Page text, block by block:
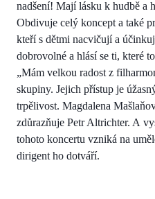
nadšení! Mají lásku k hudbě a
Obdivuje celý koncept a také
kteří s dětmi nacvičují a
dobrovolné a hlásí se ti, které
„Mám velkou radost z
skupiny. Jejich přístup je
trpělivost. Magdalena
zdůrazňuje Petr Altrichter. A
tohoto koncertu vzniká na
dirigent ho dotváří.